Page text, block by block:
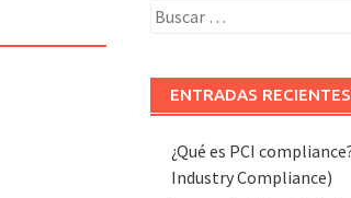
Buscar:
ENTRADAS RECIENTES
¿Qué es PCI
Industry Compliance)